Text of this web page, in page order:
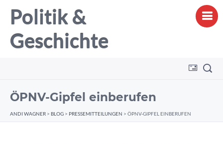
Politik &
Geschichte
ÖPNV-Gipfel einberufen
ANDI WAGNER > BLOG > PRESSEMITTEILUNGEN > ÖPNV-GIPFEL EINBERUFEN